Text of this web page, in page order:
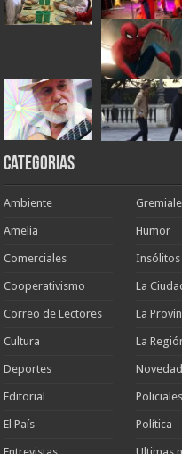
Categorias
Ambiente
Amelia
Comerciales
Cooperativismo
Correo de Lectores
Cultura
Deportes
Editorial
El País
Humor
Insólitos
La
La
La
Policiales
Política